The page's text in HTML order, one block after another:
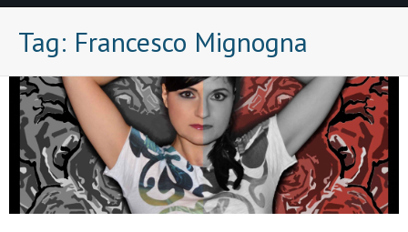
Tag: Francesco Mignogna